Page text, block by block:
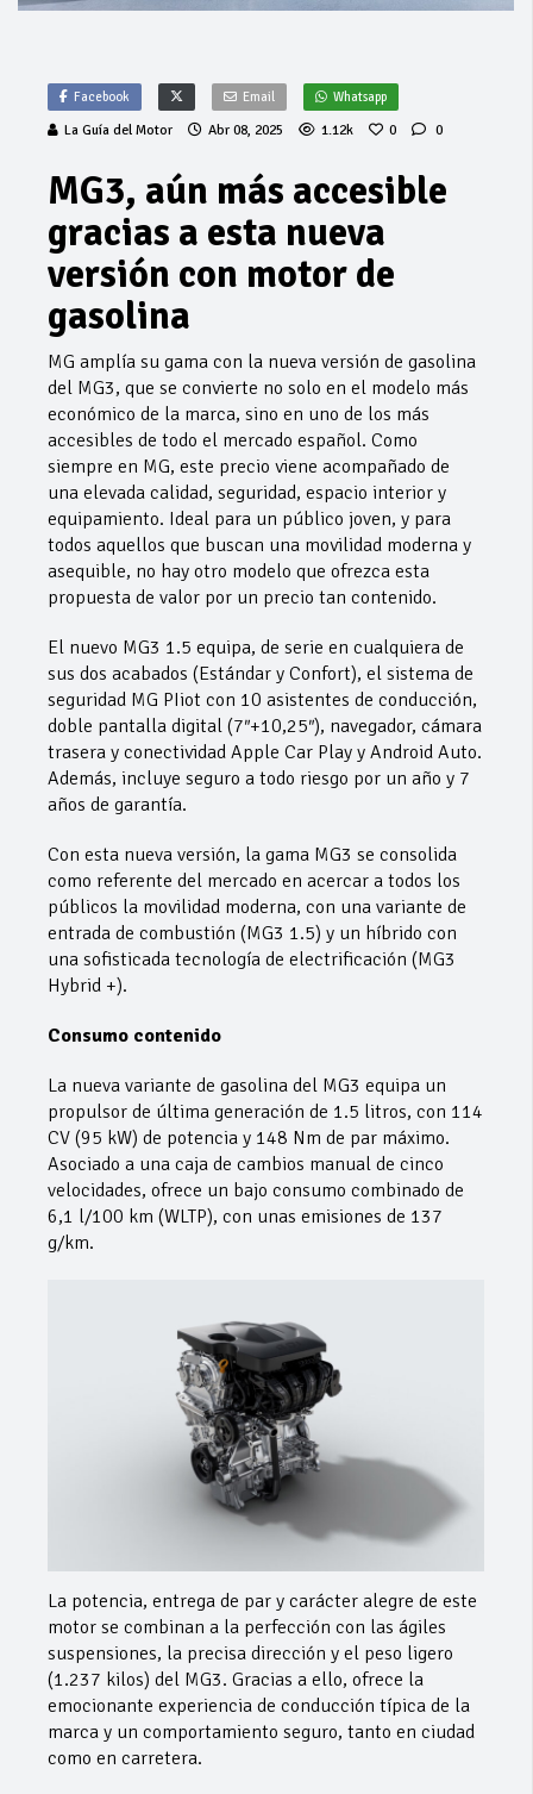
Facebook Email Whatsapp
La Guía del Motor Abr 08, 2025 1.12k 0 0
MG3, aún más accesible
gracias a esta nueva
versión con motor de
gasolina
MG amplía su gama con la nueva versión de gasolina
del MG3, que se convierte no solo en el modelo más
económico de la marca, sino en uno de los más
accesibles de todo el mercado español. Como
siempre en MG, este precio viene acompañado de
una elevada calidad, seguridad, espacio interior y
equipamiento. Ideal para un público joven, y para
todos aquellos que buscan una movilidad moderna y
asequible, no hay otro modelo que ofrezca esta
propuesta de valor por un precio tan contenido.
El nuevo MG3 1.5 equipa, de serie en cualquiera de
sus dos acabados (Estándar y Confort), el sistema de
seguridad MG PIiot con 10 asistentes de conducción,
doble pantalla digital (7″+10,25″), navegador, cámara
trasera y conectividad Apple Car Play y Android Auto.
Además, incluye seguro a todo riesgo por un año y 7
años de garantía.
Con esta nueva versión, la gama MG3 se consolida
como referente del mercado en acercar a todos los
públicos la movilidad moderna, con una variante de
entrada de combustión (MG3 1.5) y un híbrido con
una sofisticada tecnología de electrificación (MG3
Hybrid +).
Consumo contenido
La nueva variante de gasolina del MG3 equipa un
propulsor de última generación de 1.5 litros, con 114
CV (95 kW) de potencia y 148 Nm de par máximo.
Asociado a una caja de cambios manual de cinco
velocidades, ofrece un bajo consumo combinado de
6,1 l/100 km (WLTP), con unas emisiones de 137
g/km.
La potencia, entrega de par y carácter alegre de este
motor se combinan a la perfección con las ágiles
suspensiones, la precisa dirección y el peso ligero
(1.237 kilos) del MG3. Gracias a ello, ofrece la
emocionante experiencia de conducción típica de la
marca y un comportamiento seguro, tanto en ciudad
como en carretera.